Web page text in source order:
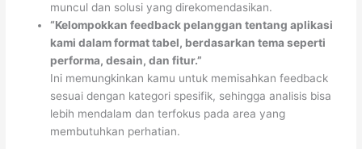
muncul dan solusi yang direkomendasikan.
“Kelompokkan feedback pelanggan tentang aplikasi
kami dalam format tabel, berdasarkan tema seperti
performa, desain, dan fitur.”
Ini memungkinkan kamu untuk memisahkan feedback
sesuai dengan kategori spesifik, sehingga analisis bisa
lebih mendalam dan terfokus pada area yang
membutuhkan perhatian.